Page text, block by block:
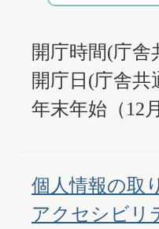
開庁時間(庁舎
開庁日(庁舎
年末年始（12
個人情報の取
アクセシビリ